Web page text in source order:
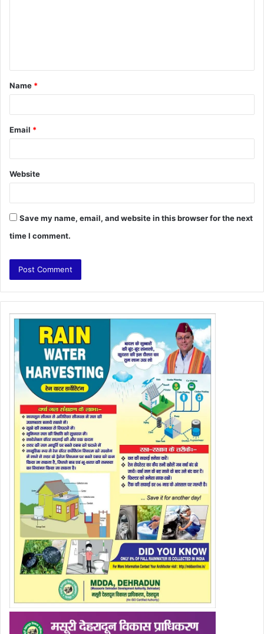
t
*
Name *
Email *
Website
Save my name, email, and website in this browser for the next
time I comment.